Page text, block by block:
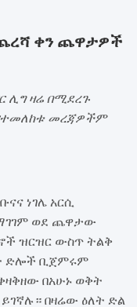
ቀን ጨዋታዎች
ሊግ ዛሬ በሚደረጉ
መረጃዎችም
ነገሌ አርሲ
ወደ ጨዋታው
ዝርዝር ውስጥ ትልቅ
ድሎች ቢጀምሩም
በአሁኑ ወቅት
በዛሬው ዕለት ድል